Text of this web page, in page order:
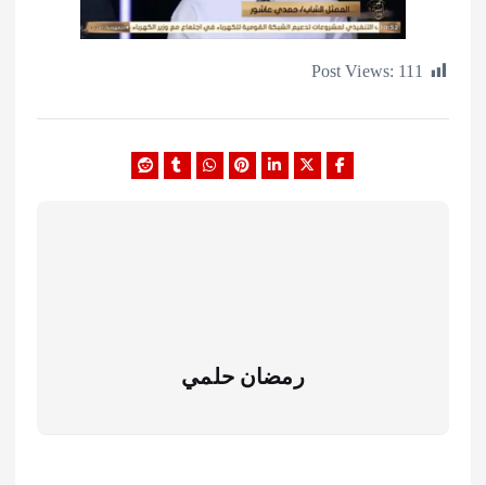
Post Views:
رمضان حلمي